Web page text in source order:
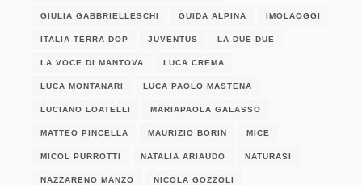
GIULIA GABBRIELLESCHI GUIDA ALPINA IMOLAOGGI
ITALIA TERRA DOP JUVENTUS LA DUE DUE
LA VOCE DI MANTOVA LUCA CREMA
LUCA MONTANARI LUCA PAOLO MASTENA
LUCIANO LOATELLI MARIAPAOLA GALASSO
MATTEO PINCELLA MAURIZIO BORIN MICE
MICOL PURROTTI NATALIA ARIAUDO NATURASI
NAZZARENO MANZO NICOLA GOZZOLI